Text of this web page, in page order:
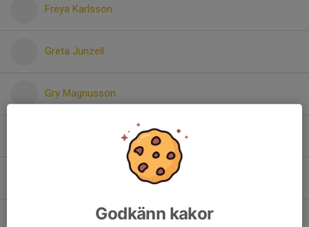
Freya Karlsson
Greta Junzell
Gry Magnusson
Hannah Bengtsson
Isabella EnglundGodkänn kakor